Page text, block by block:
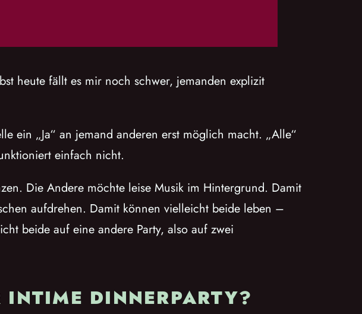
heute fällt es mir noch schwer, jemanden explizit
ein „Ja“ an jemand anderen erst möglich macht. „Alle“
einfach nicht.
Die Andere möchte leise Musik im Hintergrund. Damit
aufdrehen. Damit können vielleicht beide leben –
beide auf eine andere Party, also auf zwei
INTIME DINNERPARTY?